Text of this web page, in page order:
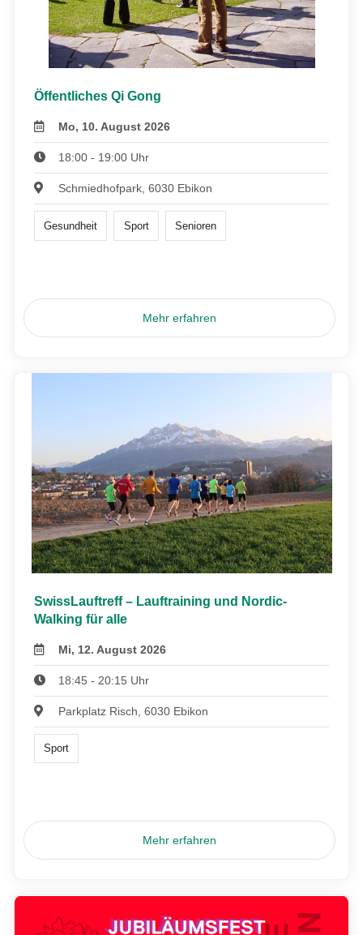
Öffentliches Qi Gong
Mo, 10. August 2026
18:00 - 19:00 Uhr
Schmiedhofpark, 6030 Ebikon
Gesundheit Sport Senioren
Mehr erfahren
SwissLauftreff – Lauftraining und Nordic-
Walking für alle
Mi, 12. August 2026
18:45 - 20:15 Uhr
Parkplatz Risch, 6030 Ebikon
Sport
Mehr erfahren